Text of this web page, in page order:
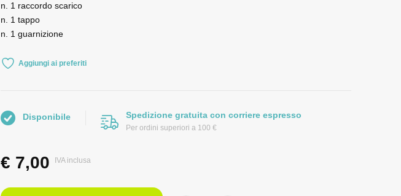
n. 1 raccordo scarico
n. 1 tappo
n. 1 guarnizione
Aggiungi ai preferiti
Disponibile Spedizione gratuita con corriere espresso
Per ordini superiori a 100 €
€ 7,00 IVA inclusa